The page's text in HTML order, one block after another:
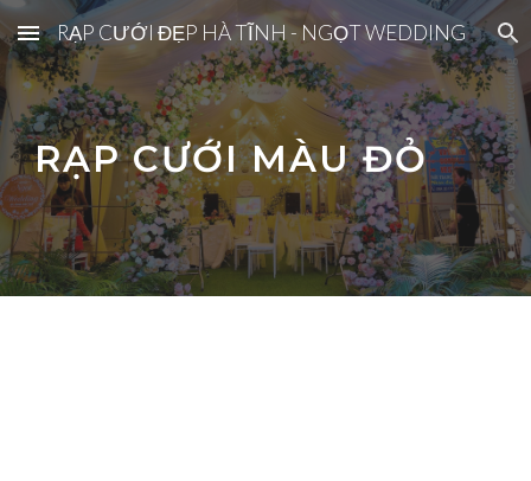
Skip to main content Skip to navigation
RẠP CƯỚI ĐẸP HÀ TĨNH - NGỌT WEDDING
RẠP CƯỚI MÀU ĐỎ